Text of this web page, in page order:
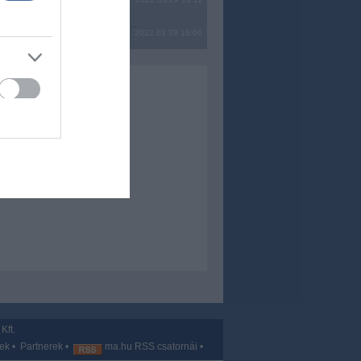
• Partnerek• ma.hu RSS csatornái •